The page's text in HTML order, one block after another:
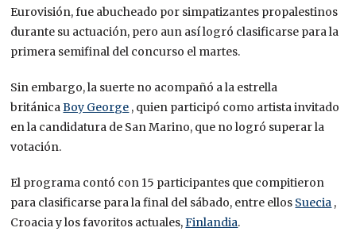
Eurovisión, fue abucheado por simpatizantes propalestinos
durante su actuación, pero aun así logró clasificarse para la
primera semifinal del concurso el martes.
Sin embargo, la suerte no acompañó a la estrella
británicaBoy George , quien participó como artista invitado
en la candidatura de San Marino, que no logró superar la
votación.
El programa contó con 15 participantes que compitieron
para clasificarse para la final del sábado, entre ellos Suecia ,
Croacia y los favoritos actuales,Finlandia.